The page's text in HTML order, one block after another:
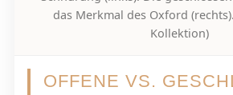
das Merkmal des Oxford
Kollektion)
OFFENE VS.